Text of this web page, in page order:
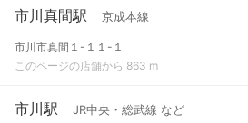
市川真間駅 京成本線
市川市真間１-１１-１
このページの店舗から 863 m
市川駅 JR中央・総武線 など